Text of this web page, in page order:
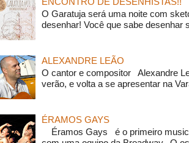
O Garatuja será uma noite com
desenhar! Você que sabe desenhar
ALEXANDRE LEÃO
O cantor e compositor Alexandre
verão, e volta a se apresentar na
ÉRAMOS GAYS
Éramos Gays é o primeiro